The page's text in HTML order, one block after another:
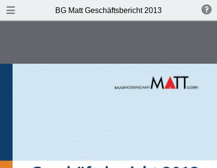
BG Matt Geschäftsbericht 2013
HERUNTERLADEN